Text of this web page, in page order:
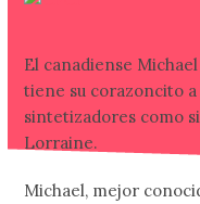
El canadiense
tiene su corazoncito
sintetizadores como
Lorraine.
Michael, mejor